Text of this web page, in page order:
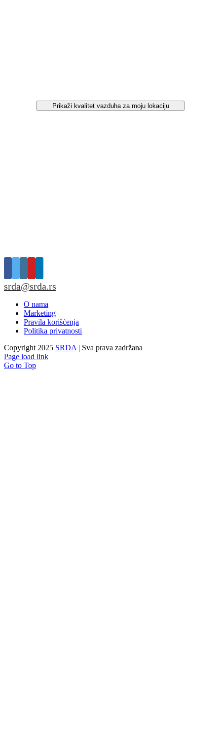
Prikaži kvalitet vazduha za moju lokaciju
srda@srda.rs
O nama
Marketing
Pravila korišćenja
Politika privatnosti
Copyright 2025 SRDA | Sva prava zadržana
Page load link
Go to Top